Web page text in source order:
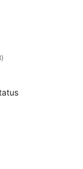
Bewertungen
insgesamt
)